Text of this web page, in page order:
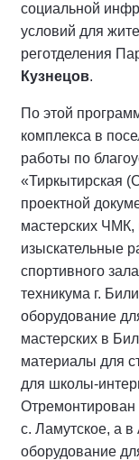
социальной
условий для
реготделения
Кузнецов.
По этой
комплекса в
работы по
«Тиркытирская
проектной
мастерских
изыскательные
спортивного
техникума г.
оборудование
мастерских в
материалы для
для школы-
Отремонтирован
с. Ламутское, а
оборудование